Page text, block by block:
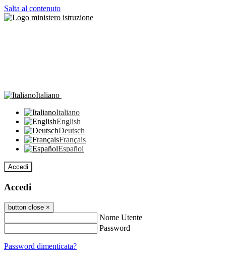
Salta al contenuto
Italiano
Italiano
English
Deutsch
Français
Español
Accedi
Accedi
button close ×
Nome Utente
Password
Password dimenticata?